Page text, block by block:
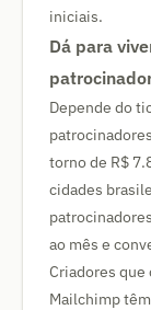
iniciais.
Dá para
Depende do
torno de R$
cidades
ao mês e
Criadores que
Mailchimp